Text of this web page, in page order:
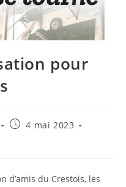
pour
4 mai 2023
d’amis du Crestois, les